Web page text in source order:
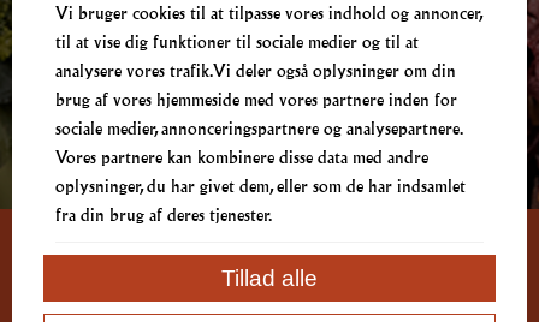
70 10 70 17
Kontakt os
Vi bruger cookies til at tilpasse vores indhold og annoncer,
til at vise dig funktioner til sociale medier og til at
analysere vores trafik. Vi deler også oplysninger om din
brug af vores hjemmeside med vores partnere inden for
sociale medier, annonceringspartnere og analysepartnere.
Vores partnere kan kombinere disse data med andre
oplysninger, du har givet dem, eller som de har indsamlet
fra din brug af deres tjenester.
Tillad alle